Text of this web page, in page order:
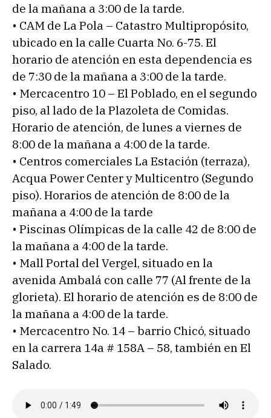
de la mañana a 3:00 de la tarde.
• CAM de La Pola – Catastro Multipropósito,
ubicado en la calle Cuarta No. 6-75. El
horario de atención en esta dependencia es
de 7:30 de la mañana a 3:00 de la tarde.
• Mercacentro 10 – El Poblado, en el segundo
piso, al lado de la Plazoleta de Comidas.
Horario de atención, de lunes a viernes de
8:00 de la mañana a 4:00 de la tarde.
• Centros comerciales La Estación (terraza),
Acqua Power Center y Multicentro (Segundo
piso). Horarios de atención de 8:00 de la
mañana a 4:00 de la tarde
• Piscinas Olímpicas de la calle 42 de 8:00 de
la mañana a 4:00 de la tarde.
• Mall Portal del Vergel, situado en la
avenida Ambalá con calle 77 (Al frente de la
glorieta). El horario de atención es de 8:00 de
la mañana a 4:00 de la tarde.
• Mercacentro No. 14 – barrio Chicó, situado
en la carrera 14a # 158A – 58, también en El
Salado.